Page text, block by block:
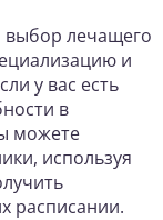
лечащего
и
у вас есть
в
можете
используя
расписании.